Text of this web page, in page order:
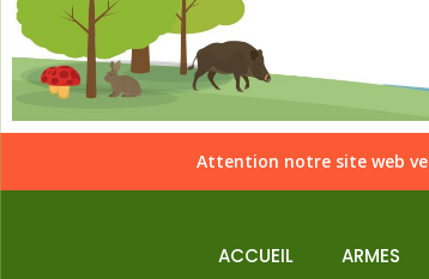
Attention notre site web
ACCUEIL ARMES